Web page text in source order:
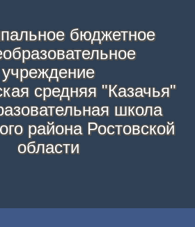
бюджетное
учреждение
средняя "Казачья"
школа
района Ростовской
области